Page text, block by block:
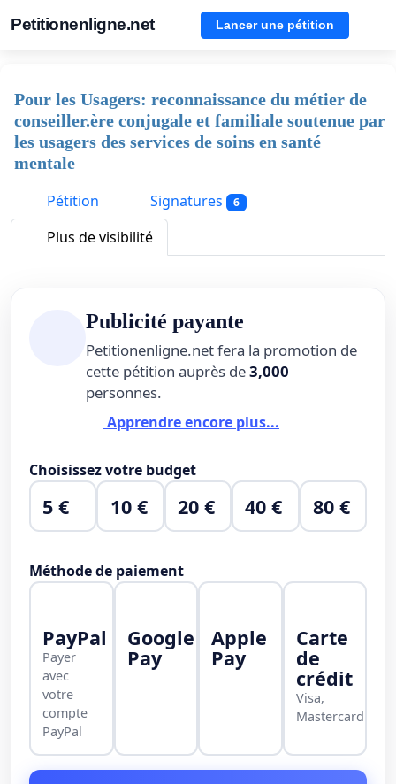
Petitionenligne.net Lancer une pétition
Pour les Usagers: reconnaissance du métier de
conseiller.ère conjugale et familiale soutenue par
les usagers des services de soins en santé
mentale
Pétition
Signatures 6
Plus de visibilité
Publicité payante
Petitionenligne.net fera la promotion de
cette pétition auprès de3,000
personnes.
Apprendre encore plus...
Choisissez votre budget
5 € 10 € 20 € 40 € 80 €
Méthode de paiement
PayPal
Payer
avec
votre
compte
PayPal
Google
Pay
Apple
Pay
Carte
de
crédit
Visa,
Mastercard